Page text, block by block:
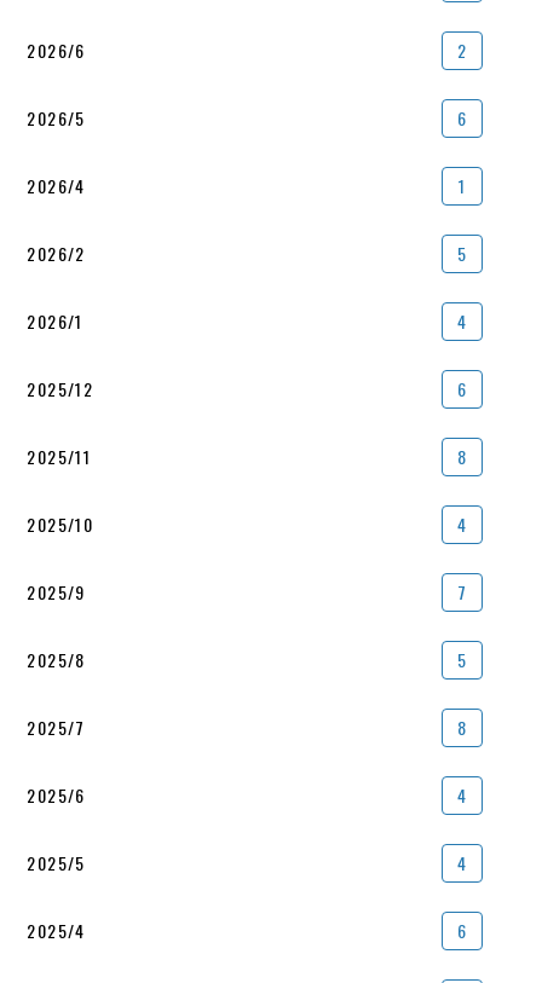
2026/6 2
2026/5 6
2026/4 1
2026/2 5
2026/1 4
2025/12 6
2025/11 8
2025/10 4
2025/9 7
2025/8 5
2025/7 8
2025/6 4
2025/5 4
2025/4 6